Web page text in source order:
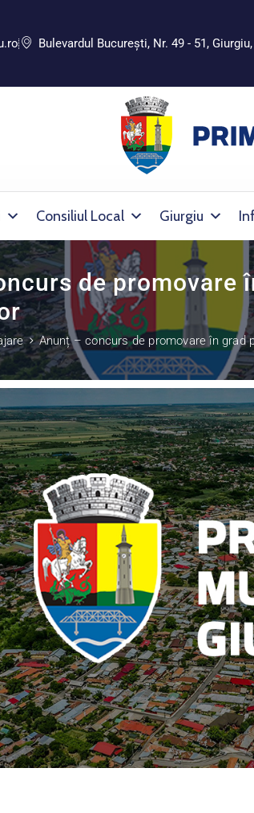
Bulevardul Bucureşti, Nr. 49 - 51,
Consiliul Local Giurgiu
de promovare
Anunț – concurs de promovare în grad